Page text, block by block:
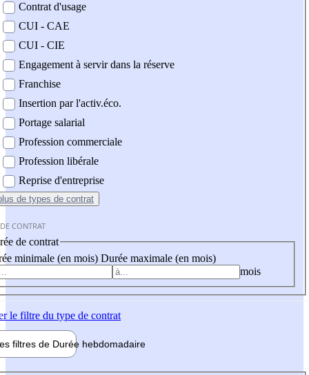
Contrat d'usage
CUI - CAE
CUI - CIE
Engagement à servir dans la réserve
Franchise
Insertion par l'activ.éco.
Portage salarial
Profession commerciale
Profession libérale
Reprise d'entreprise
de types de contrat
CONTRAT
de contrat
minimale (en mois) Durée maximale (en mois)
mois
le filtre du type de contrat
filtres de Durée hebdomadaire